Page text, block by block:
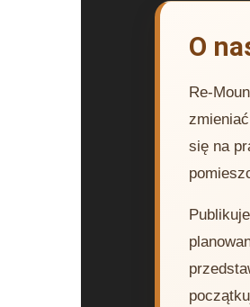
O
Re-
się na